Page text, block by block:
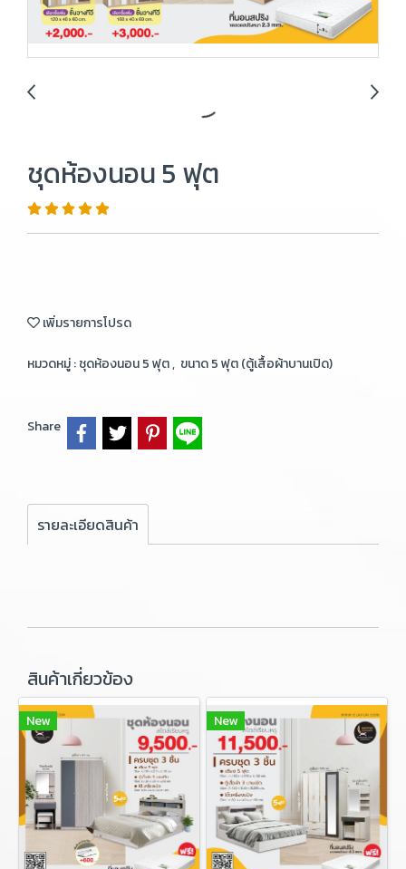
ชุดห้องนอน 5 ฟุต
เพิ่มรายการโปรด
หมวดหมู่ :ชุดห้องนอน 5 ฟุต, ขนาด 5 ฟุต (ตู้เสื้อผ้าบานเปิด)
Share
รายละเอียดสินค้า
สินค้าเกี่ยวข้อง
New New